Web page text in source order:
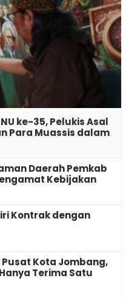
ke-35, Pelukis Asal
Para Muassis dalam
Daerah Pemkab
Kebijakan
Kontrak dengan
Kota Jombang,
Terima Satu